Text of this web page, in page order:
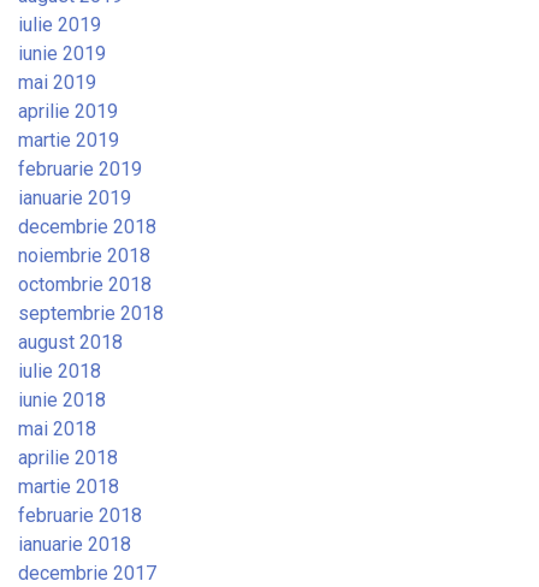
iulie 2019
iunie 2019
mai 2019
aprilie 2019
martie 2019
februarie 2019
ianuarie 2019
decembrie 2018
noiembrie 2018
octombrie 2018
septembrie 2018
august 2018
iulie 2018
iunie 2018
mai 2018
aprilie 2018
martie 2018
februarie 2018
ianuarie 2018
decembrie 2017